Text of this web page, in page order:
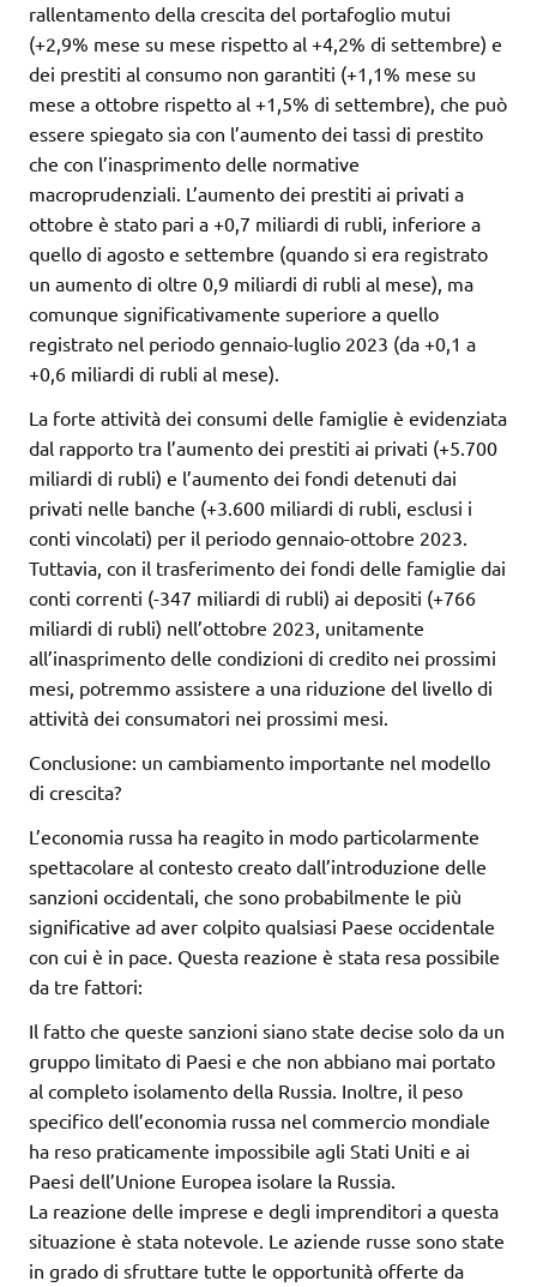
rallentamento della crescita del portafoglio mutui
(+2,9% mese su mese rispetto al +4,2% di settembre) e
dei prestiti al consumo non garantiti (+1,1% mese su
mese a ottobre rispetto al +1,5% di settembre), che può
essere spiegato sia con l’aumento dei tassi di prestito
che con l’inasprimento delle normative
macroprudenziali. L’aumento dei prestiti ai privati a
ottobre è stato pari a +0,7 miliardi di rubli, inferiore a
quello di agosto e settembre (quando si era registrato
un aumento di oltre 0,9 miliardi di rubli al mese), ma
comunque significativamente superiore a quello
registrato nel periodo gennaio-luglio 2023 (da +0,1 a
+0,6 miliardi di rubli al mese).
La forte attività dei consumi delle famiglie è evidenziata
dal rapporto tra l’aumento dei prestiti ai privati (+5.700
miliardi di rubli) e l’aumento dei fondi detenuti dai
privati nelle banche (+3.600 miliardi di rubli, esclusi i
conti vincolati) per il periodo gennaio-ottobre 2023.
Tuttavia, con il trasferimento dei fondi delle famiglie dai
conti correnti (-347 miliardi di rubli) ai depositi (+766
miliardi di rubli) nell’ottobre 2023, unitamente
all’inasprimento delle condizioni di credito nei prossimi
mesi, potremmo assistere a una riduzione del livello di
attività dei consumatori nei prossimi mesi.
Conclusione: un cambiamento importante nel modello
di crescita?
L’economia russa ha reagito in modo particolarmente
spettacolare al contesto creato dall’introduzione delle
sanzioni occidentali, che sono probabilmente le più
significative ad aver colpito qualsiasi Paese occidentale
con cui è in pace. Questa reazione è stata resa possibile
da tre fattori:
Il fatto che queste sanzioni siano state decise solo da un
gruppo limitato di Paesi e che non abbiano mai portato
al completo isolamento della Russia. Inoltre, il peso
specifico dell’economia russa nel commercio mondiale
ha reso praticamente impossibile agli Stati Uniti e ai
Paesi dell’Unione Europea isolare la Russia.
La reazione delle imprese e degli imprenditori a questa
situazione è stata notevole. Le aziende russe sono state
in grado di sfruttare tutte le opportunità offerte da